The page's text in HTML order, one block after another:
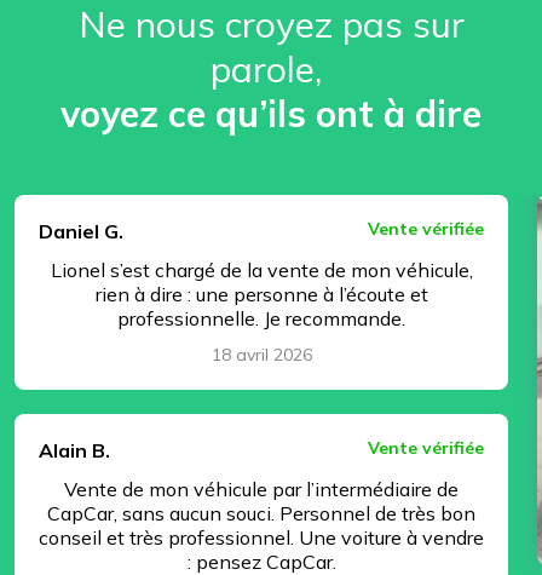
Ne nous croyez pas sur
parole, ️
voyez ce qu’ils ont à dire
Daniel G.
Vente vérifiée
Lionel s’est chargé de la vente de mon véhicule,
rien à dire : une personne à l’écoute et
professionnelle. Je recommande.
18 avril 2026
Alain B. Vente vérifiée
Vente de mon véhicule par l’intermédiaire de
CapCar, sans aucun souci. Personnel de très bon
conseil et très professionnel. Une voiture à vendre
: pensez CapCar.